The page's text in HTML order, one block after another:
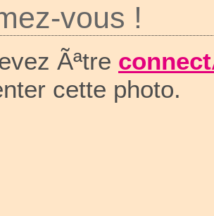
vous !
Ãªtre
cette photo.